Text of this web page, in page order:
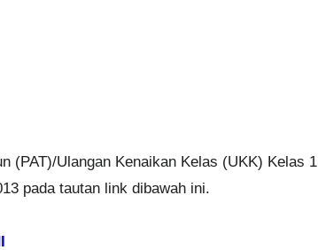
(PAT)/Ulangan Kenaikan Kelas (UKK) Kelas 1
pada tautan link dibawah ini.